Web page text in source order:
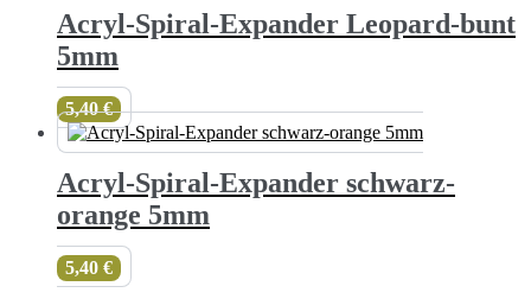
Acryl-Spiral-Expander Leopard-bunt
5mm
5,40€
Acryl-Spiral-Expander schwarz-
orange 5mm
5,40 €